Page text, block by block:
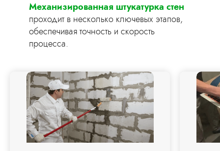
Механизированная штукатурка стен
проходит в несколько ключевых этапов,
обеспечивая точность и скорость
процесса.